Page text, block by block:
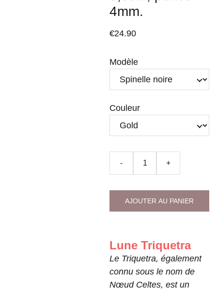
4mm.
€24.90
Modèle
Couleur
- +
AJOUTER AU PANIER
Lune Triquetra
Le Triquetra, également
connu sous le nom de
Nœud Celtes, est un